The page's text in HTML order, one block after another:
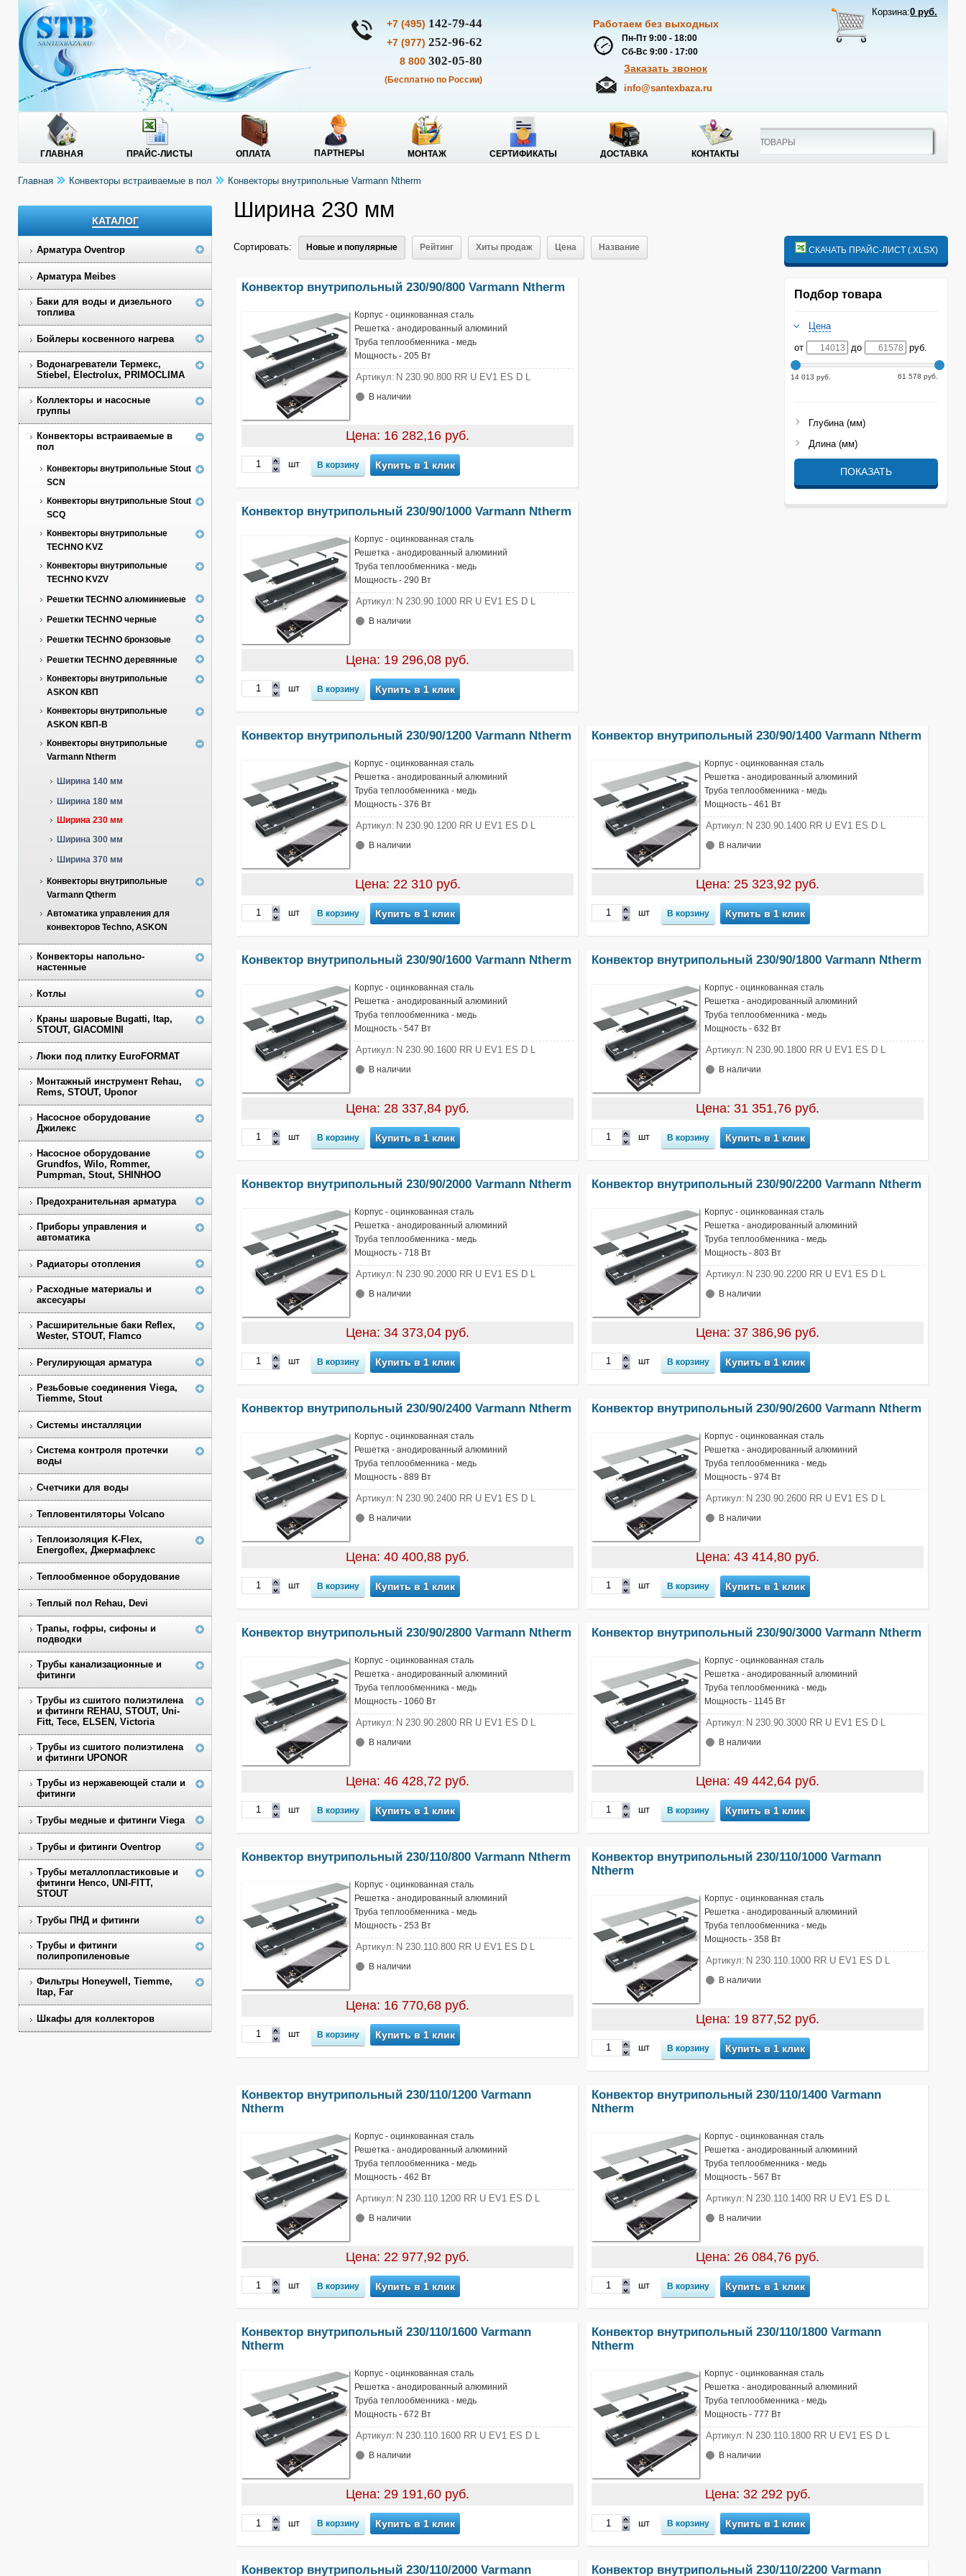
+7 (495) 142-79-44
+7 (977) 252-96-62
8 800 302-05-80
(Бесплатно по России)
Работаем без выходных
Пн-Пт 9:00 - 18:00
Сб-Вс 9:00 - 17:00
Заказать звонок
info@santexbaza.ru
Корзина:0 руб.
ГЛАВНАЯ ПРАЙС-ЛИСТЫ ОПЛАТА ПАРТНЕРЫ МОНТАЖ СЕРТИФИКАТЫ ДОСТАВКА КОНТАКТЫ
Главная Конвекторы встраиваемые в пол Конвекторы внутрипольные Varmann Ntherm
КАТАЛОГ
Арматура Oventrop
Арматура Meibes
Баки для воды и дизельного
топлива
Бойлеры косвенного нагрева
Водонагреватели Термекс,
Stiebel, Electrolux, PRIMOCLIMA
Коллекторы и насосные
группы
Конвекторы встраиваемые в
пол
Конвекторы внутрипольные Stout
SCN
Конвекторы внутрипольные Stout
SCQ
Конвекторы внутрипольные
TECHNO KVZ
Конвекторы внутрипольные
TECHNO KVZV
Решетки TECHNO алюминиевые
Решетки TECHNO черные
Решетки TECHNO бронзовые
Решетки TECHNO деревянные
Конвекторы внутрипольные
ASKON КВП
Конвекторы внутрипольные
ASKON КВП-В
Конвекторы внутрипольные
Varmann Ntherm
Ширина 140 мм
Ширина 180 мм
Ширина 230 мм
Ширина 300 мм
Ширина 370 мм
Конвекторы внутрипольные
Varmann Qtherm
Автоматика управления для
конвекторов Techno, ASKON
Конвекторы напольно-
настенные
Котлы
Краны шаровые Bugatti, Itap,
STOUT, GIACOMINI
Люки под плитку EuroFORMAT
Монтажный инструмент Rehau,
Rems, STOUT, Uponor
Насосное оборудование
Джилекс
Насосное оборудование
Grundfos, Wilo, Rommer,
Pumpman, Stout, SHINHOO
Предохранительная арматура
Приборы управления и
автоматика
Радиаторы отопления
Расходные материалы и
аксесуары
Расширительные баки Reflex,
Wester, STOUT, Flamco
Регулирующая арматура
Резьбовые соединения Viega,
Tiemme, Stout
Системы инсталляции
Система контроля протечки
воды
Счетчики для воды
Тепловентиляторы Volcano
Теплоизоляция K-Flex,
Energoflex, Джермафлекс
Теплообменное оборудование
Теплый пол Rehau, Devi
Трапы, гофры, сифоны и
подводки
Трубы канализационные и
фитинги
Трубы из сшитого полиэтилена
и фитинги REHAU, STOUT, Uni-
Fitt, Tece, ELSEN, Victoria
Трубы из сшитого полиэтилена
и фитинги UPONOR
Трубы из нержавеющей стали и
фитинги
Трубы медные и фитинги Viega
Трубы и фитинги Oventrop
Трубы металлопластиковые и
фитинги Henco, UNI-FITT,
STOUT
Трубы ПНД и фитинги
Трубы и фитинги
полипропиленовые
Фильтры Honeywell, Tiemme,
Itap, Far
Шкафы для коллекторов
Ширина 230 мм
СКАЧАТЬ ПРАЙС-ЛИСТ (.XLSX)
Подбор товара
Цена
от
до руб.
14 013 руб. 61 578 руб.
Глубина (мм)
Длина (мм)
Сортировать: Новые и популярные Рейтинг Хиты продаж Цена Название
Конвектор внутрипольный 230/90/800 Varmann Ntherm
Корпус - оцинкованная сталь
Решетка - анодированный алюминий
Труба теплообменника - медь
Мощность - 205 Вт
Артикул: N 230.90.800 RR U EV1 ES D L
В наличии
Цена: 16 282,16 руб.
шт Купить в 1 клик
Конвектор внутрипольный 230/90/1000 Varmann Ntherm
Корпус - оцинкованная сталь
Решетка - анодированный алюминий
Труба теплообменника - медь
Мощность - 290 Вт
Артикул: N 230.90.1000 RR U EV1 ES D L
В наличии
Цена: 19 296,08 руб.
шт Купить в 1 клик
Конвектор внутрипольный 230/90/1200 Varmann Ntherm
Корпус - оцинкованная сталь
Решетка - анодированный алюминий
Труба теплообменника - медь
Мощность - 376 Вт
Артикул: N 230.90.1200 RR U EV1 ES D L
В наличии
Цена: 22 310 руб.
шт Купить в 1 клик
Конвектор внутрипольный 230/90/1400 Varmann Ntherm
Корпус - оцинкованная сталь
Решетка - анодированный алюминий
Труба теплообменника - медь
Мощность - 461 Вт
Артикул: N 230.90.1400 RR U EV1 ES D L
В наличии
Цена: 25 323,92 руб.
шт Купить в 1 клик
Конвектор внутрипольный 230/90/1600 Varmann Ntherm
Корпус - оцинкованная сталь
Решетка - анодированный алюминий
Труба теплообменника - медь
Мощность - 547 Вт
Артикул: N 230.90.1600 RR U EV1 ES D L
В наличии
Цена: 28 337,84 руб.
шт Купить в 1 клик
Конвектор внутрипольный 230/90/1800 Varmann Ntherm
Корпус - оцинкованная сталь
Решетка - анодированный алюминий
Труба теплообменника - медь
Мощность - 632 Вт
Артикул: N 230.90.1800 RR U EV1 ES D L
В наличии
Цена: 31 351,76 руб.
шт Купить в 1 клик
Конвектор внутрипольный 230/90/2000 Varmann Ntherm
Корпус - оцинкованная сталь
Решетка - анодированный алюминий
Труба теплообменника - медь
Мощность - 718 Вт
Артикул: N 230.90.2000 RR U EV1 ES D L
В наличии
Цена: 34 373,04 руб.
шт Купить в 1 клик
Конвектор внутрипольный 230/90/2200 Varmann Ntherm
Корпус - оцинкованная сталь
Решетка - анодированный алюминий
Труба теплообменника - медь
Мощность - 803 Вт
Артикул: N 230.90.2200 RR U EV1 ES D L
В наличии
Цена: 37 386,96 руб.
шт Купить в 1 клик
Конвектор внутрипольный 230/90/2400 Varmann Ntherm
Корпус - оцинкованная сталь
Решетка - анодированный алюминий
Труба теплообменника - медь
Мощность - 889 Вт
Артикул: N 230.90.2400 RR U EV1 ES D L
В наличии
Цена: 40 400,88 руб.
шт Купить в 1 клик
Конвектор внутрипольный 230/90/2600 Varmann Ntherm
Корпус - оцинкованная сталь
Решетка - анодированный алюминий
Труба теплообменника - медь
Мощность - 974 Вт
Артикул: N 230.90.2600 RR U EV1 ES D L
В наличии
Цена: 43 414,80 руб.
шт Купить в 1 клик
Конвектор внутрипольный 230/90/2800 Varmann Ntherm
Корпус - оцинкованная сталь
Решетка - анодированный алюминий
Труба теплообменника - медь
Мощность - 1060 Вт
Артикул: N 230.90.2800 RR U EV1 ES D L
В наличии
Цена: 46 428,72 руб.
шт Купить в 1 клик
Конвектор внутрипольный 230/90/3000 Varmann Ntherm
Корпус - оцинкованная сталь
Решетка - анодированный алюминий
Труба теплообменника - медь
Мощность - 1145 Вт
Артикул: N 230.90.3000 RR U EV1 ES D L
В наличии
Цена: 49 442,64 руб.
шт Купить в 1 клик
Конвектор внутрипольный 230/110/800 Varmann Ntherm
Корпус - оцинкованная сталь
Решетка - анодированный алюминий
Труба теплообменника - медь
Мощность - 253 Вт
Артикул: N 230.110.800 RR U EV1 ES D L
В наличии
Цена: 16 770,68 руб.
шт Купить в 1 клик
Конвектор внутрипольный 230/110/1000 Varmann
Ntherm
Корпус - оцинкованная сталь
Решетка - анодированный алюминий
Труба теплообменника - медь
Мощность - 358 Вт
Артикул: N 230.110.1000 RR U EV1 ES D L
В наличии
Цена: 19 877,52 руб.
шт Купить в 1 клик
Конвектор внутрипольный 230/110/1200 Varmann
Ntherm
Корпус - оцинкованная сталь
Решетка - анодированный алюминий
Труба теплообменника - медь
Мощность - 462 Вт
Артикул: N 230.110.1200 RR U EV1 ES D L
В наличии
Цена: 22 977,92 руб.
шт Купить в 1 клик
Конвектор внутрипольный 230/110/1400 Varmann
Ntherm
Корпус - оцинкованная сталь
Решетка - анодированный алюминий
Труба теплообменника - медь
Мощность - 567 Вт
Артикул: N 230.110.1400 RR U EV1 ES D L
В наличии
Цена: 26 084,76 руб.
шт Купить в 1 клик
Конвектор внутрипольный 230/110/1600 Varmann
Ntherm
Корпус - оцинкованная сталь
Решетка - анодированный алюминий
Труба теплообменника - медь
Мощность - 672 Вт
Артикул: N 230.110.1600 RR U EV1 ES D L
В наличии
Цена: 29 191,60 руб.
шт Купить в 1 клик
Конвектор внутрипольный 230/110/1800 Varmann
Ntherm
Корпус - оцинкованная сталь
Решетка - анодированный алюминий
Труба теплообменника - медь
Мощность - 777 Вт
Артикул: N 230.110.1800 RR U EV1 ES D L
В наличии
Цена: 32 292 руб.
шт Купить в 1 клик
Конвектор внутрипольный 230/110/2000 Varmann Конвектор внутрипольный 230/110/2200 Varmann